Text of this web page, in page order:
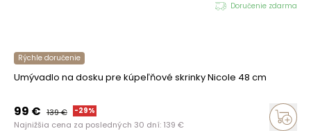
Doručenie zdarma
Rýchle doručenie
Umývadlo na dosku pre kúpeľňové skrinky Nicole 48 cm
99 € 139€ -29%
Najnižšia cena za posledných 30 dní: 139 €